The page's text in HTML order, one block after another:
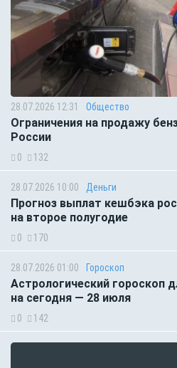
28.07.2026 12:31 Общество
Ограничения на продажу
России
0 132
28.07.2026 10:00 Деньги
Прогноз выплат кешбэка
на второе полугодие
0 170
28.07.2026 01:00 Гороскоп
Астрологический гороскоп
на сегодня — 28 июля
0 142